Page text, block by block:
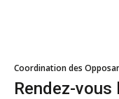
Coordination des
Rendez-